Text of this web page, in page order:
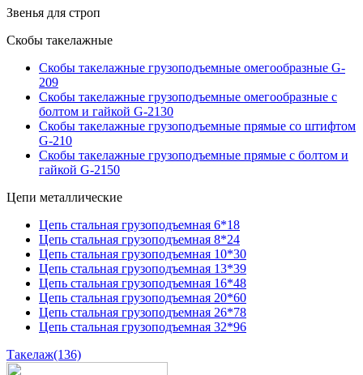
Звенья для строп
Скобы такелажные
Скобы такелажные грузоподъемные омегообразные G-
209
Скобы такелажные грузоподъемные омегообразные с
болтом и гайкой G-2130
Скобы такелажные грузоподъемные прямые со штифтом
G-210
Скобы такелажные грузоподъемные прямые с болтом и
гайкой G-2150
Цепи металлические
Цепь стальная грузоподъемная 6*18
Цепь стальная грузоподъемная 8*24
Цепь стальная грузоподъемная 10*30
Цепь стальная грузоподъемная 13*39
Цепь стальная грузоподъемная 16*48
Цепь стальная грузоподъемная 20*60
Цепь стальная грузоподъемная 26*78
Цепь стальная грузоподъемная 32*96
Такелаж(136)